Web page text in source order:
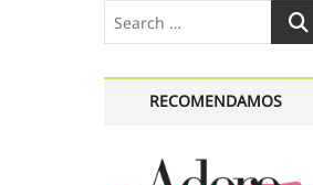
Search
…
RECOMENDAMOS